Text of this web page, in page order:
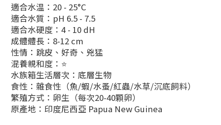
適合水温：20 - 25°C
適合水質：pH 6.5 - 7.5
適合水硬度：4 - 10 dH
成體體長：8-12 cm
性情：跳皮、好奇、兇猛
混養親和度：⭐
水族箱生活層次：底層生物
食性：雜食性（魚/蝦/水蚤/紅蟲/水草/沉底飼料）
繁殖方式：卵生（每次20-40顆卵）
原產地：印度尼西亞 Papua New Guinea